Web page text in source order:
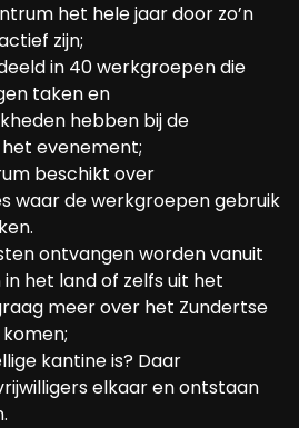
het hele jaar door zo’n
zijn;
in 40 werkgroepen die
taken en
hebben bij de
evenement;
beschikt over
waar de werkgroepen gebruik
ontvangen worden vanuit
het land of zelfs uit het
meer over het Zundertse
kantine is? Daar
elkaar en ontstaan